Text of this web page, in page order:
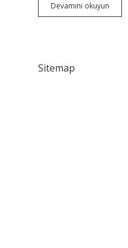
Devamını okuyun
Nedir
Sitemap